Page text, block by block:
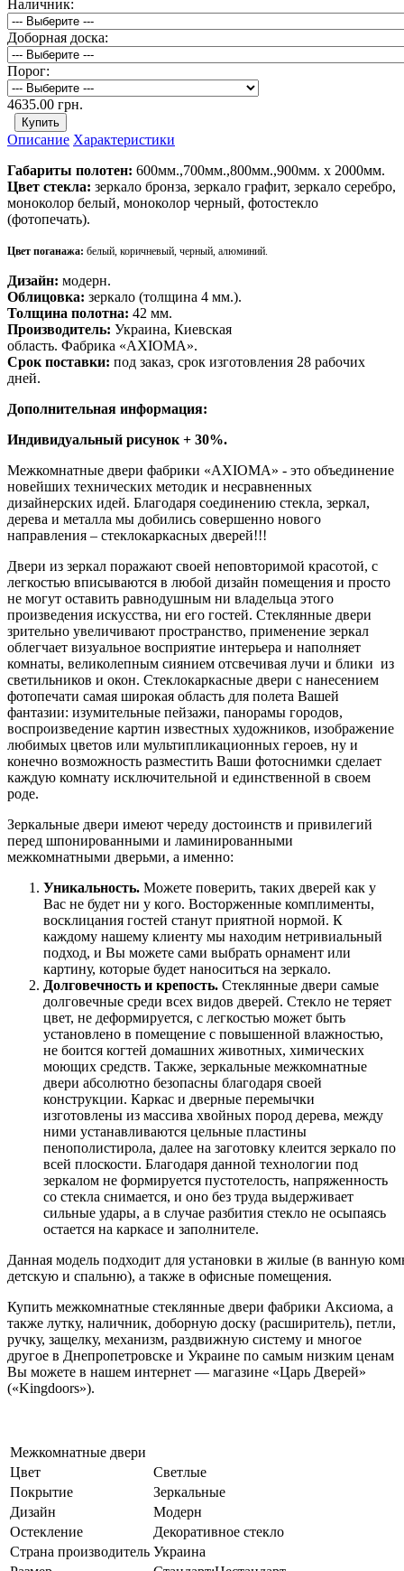
Наличник:
Доборная доска:
Порог:
4635.00 грн.
Описание Характеристики
Габариты полотен: 600мм.,700мм.,800мм.,900мм. х 2000мм.
Цвет стекла: зеркало бронза, зеркало графит, зеркало серебро,
моноколор белый, моноколор черный, фотостекло
(фотопечать).
Цвет поганажа: белый, коричневый, черный, алюминий.
Дизайн: модерн.
Облицовка: зеркало (толщина 4 мм.).
Толщина полотна: 42 мм.
Производитель: Украина, Киевская
область. Фабрика «AXIOMA».
Срок поставки: под заказ, срок изготовления 28 рабочих
дней.
Дополнительная информация:
Индивидуальный рисунок + 30%.
Межкомнатные двери фабрики «AXIOMA» - это объединение
новейших технических методик и несравненных
дизайнерских идей. Благодаря соединению стекла, зеркал,
дерева и металла мы добились совершенно нового
направления – стеклокаркасных дверей!!!
Двери из зеркал поражают своей неповторимой красотой, с
легкостью вписываются в любой дизайн помещения и просто
не могут оставить равнодушным ни владельца этого
произведения искусства, ни его гостей. Стеклянные двери
зрительно увеличивают пространство, применение зеркал
облегчает визуальное восприятие интерьера и наполняет
комнаты, великолепным сиянием отсвечивая лучи и блики из
светильников и окон. Стеклокаркасные двери с нанесением
фотопечати самая широкая область для полета Вашей
фантазии: изумительные пейзажи, панорамы городов,
воспроизведение картин известных художников, изображение
любимых цветов или мультипликационных героев, ну и
конечно возможность разместить Ваши фотоснимки сделает
каждую комнату исключительной и единственной в своем
роде.
Зеркальные двери имеют череду достоинств и привилегий
перед шпонированными и ламинированными
межкомнатными дверьми, а именно:
Уникальность. Можете поверить, таких дверей как у
Вас не будет ни у кого. Восторженные комплименты,
восклицания гостей станут приятной нормой. К
каждому нашему клиенту мы находим нетривиальный
подход, и Вы можете сами выбрать орнамент или
картину, которые будет наноситься на зеркало.
Долговечность и крепость. Стеклянные двери самые
долговечные среди всех видов дверей. Стекло не теряет
цвет, не деформируется, с легкостью может быть
установлено в помещение с повышенной влажностью,
не боится когтей домашних животных, химических
моющих средств. Также, зеркальные межкомнатные
двери абсолютно безопасны благодаря своей
конструкции. Каркас и дверные перемычки
изготовлены из массива хвойных пород дерева, между
ними устанавливаются цельные пластины
пенополистирола, далее на заготовку клеится зеркало по
всей плоскости. Благодаря данной технологии под
зеркалом не формируется пустотелость, напряженность
со стекла снимается, и оно без труда выдерживает
сильные удары, а в случае разбития стекло не осыпаясь
остается на каркасе и заполнителе.
Данная модель подходит для установки в жилые (в ванную
детскую и спальню), а также в офисные помещения.
Купить межкомнатные стеклянные двери фабрики Аксиома, а
также лутку, наличник, доборную доску (расширитель), петли,
ручку, защелку, механизм, раздвижную систему и многое
другое в Днепропетровске и Украине по самым низким ценам
Вы можете в нашем интернет — магазине «Царь Дверей»
(«Kingdoors»).
Межкомнатные двери
Цвет
Светлые
Покрытие
Зеркальные
Дизайн
Модерн
Остекление
Декоративное стекло
Страна производитель Украина